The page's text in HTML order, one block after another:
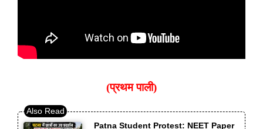
(प्रथम पाली)
Patna Student Protest: NEET Paper